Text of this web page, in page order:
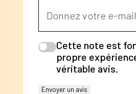
Cette note est
propre
véritable avis.
Envoyer un avis